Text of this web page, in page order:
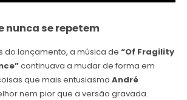
nunca se repetem
do lançamento, a música de “Of Fragility
continuava a mudar de forma em
que mais entusiasma André
nem pior que a versão gravada.